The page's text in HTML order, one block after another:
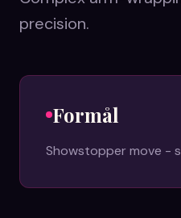
precision.
Formål
Showstopper move -